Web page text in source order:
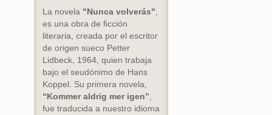
La novela "Nunca volverás"
es una obra de ficción
literaria, creada por el escritor
de origen sueco Petter
Lidbeck, 1964, quien trabaja
bajo el seudónimo de Hans
Koppel. Su primera novela,
“Kommer aldrig mer igen”
fue traducida a nuestro idioma